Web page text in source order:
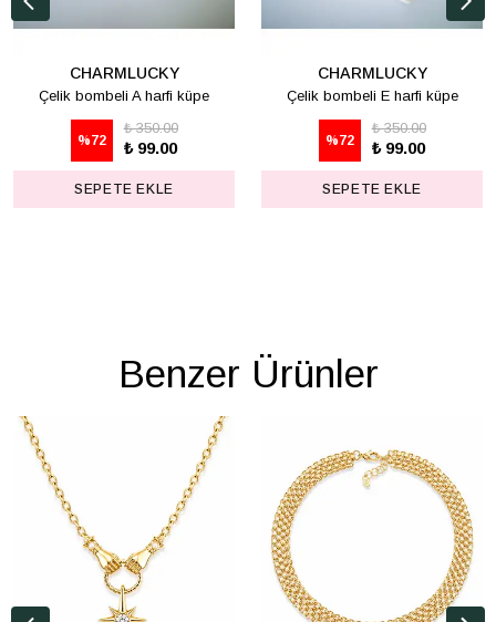
CHARMLUCKY
Çelik bombeli A harfi küpe
%72
₺ 350.00
₺ 99.00
SEPETE EKLE
CHARMLUCKY
Çelik bombeli E harfi küpe
%72
₺ 350.00
₺ 99.00
SEPETE EKLE
Benzer Ürünler